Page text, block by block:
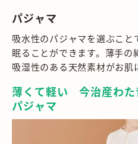
パジャマ
吸水性のパジャマを選ぶこと
眠ることができます。薄手の
吸湿性のある天然素材がお肌
薄くて軽い 今治産わた
パジャマ